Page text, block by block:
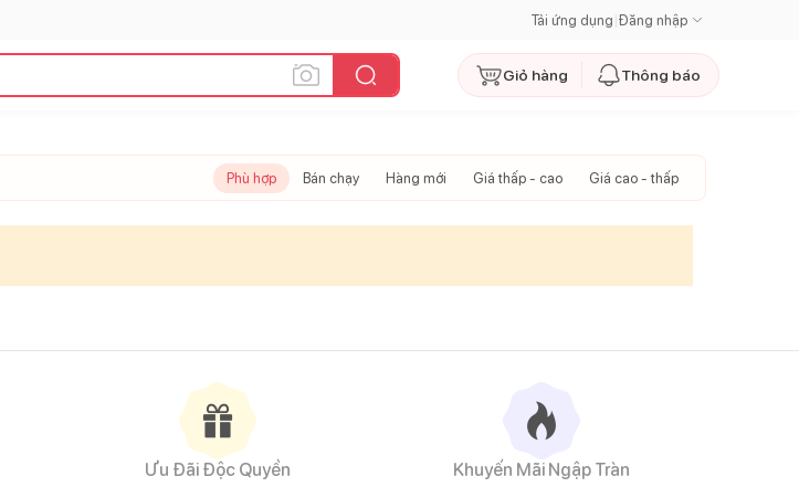
Tải ứng dụng Đăng nhập
Giỏ hàng Thông báo
Phù hợp Bán chạy Hàng mới Giá thấp - cao Giá cao - thấp
Ưu Đãi Độc Quyền Khuyến Mãi Ngập Tràn